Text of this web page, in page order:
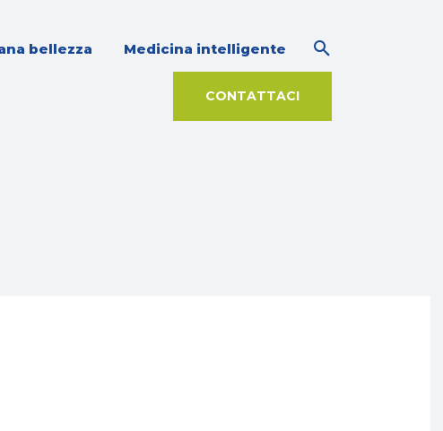
bellezza Medicina intelligente
CONTATTACI